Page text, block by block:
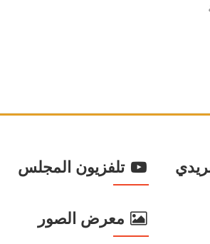
تلفزيون المجلس
معرض الصور